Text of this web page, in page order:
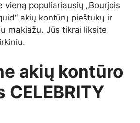
vieną populiariausių „Bourjois
akių kontūrų pieštukų ir
makiažu. Jūs tikrai liksite
akių kontūro